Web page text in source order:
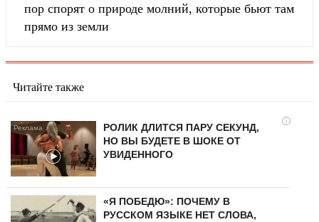
пор спорят о природе молний, которые бьют там
прямо из земли
Читайте также
i
РОЛИК ДЛИТСЯ ПАРУ СЕКУНД,
НО ВЫ БУДЕТЕ В ШОКЕ ОТ
УВИДЕННОГО
«Я ПОБЕДЮ»: ПОЧЕМУ В
РУССКОМ ЯЗЫКЕ НЕТ СЛОВА,